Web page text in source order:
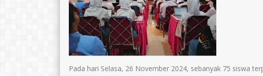
Pada hari Selasa, 26 November 2024, sebanyak 75 siswa